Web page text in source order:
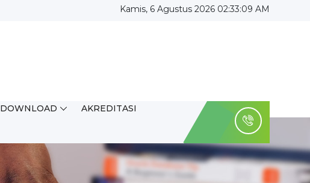
Kamis, 6 Agustus 2026 02:33:09 AM
DOWNLOAD AKREDITASI